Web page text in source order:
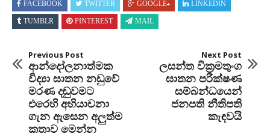
FACEBOOK TWITTER GOOGLE+ LINKEDIN
TUMBLR PINTEREST MAIL
Previous Post
ආන්දෝලනාත්මක
විද්‍යා ඝාතන නඩුවේ
මරණ දඬුවමට
එරෙහි අභියාචනා
ගැන ඇසෙන අලුත්ම
කතාව මෙන්න
Next Post
ලසන්ත වික්‍රමතුංග
ඝාතන පරීක්ෂණ
සම්බන්ධයෙන්
ජනපති නීතිපති
කැඳවයි